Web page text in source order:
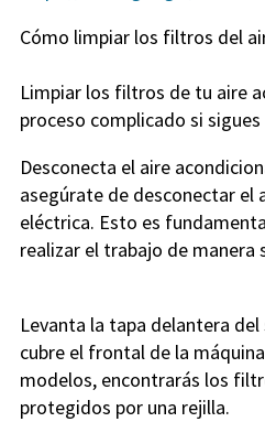
Cómo limpiar los filtros del
Limpiar los filtros de tu aire
proceso complicado si
Desconecta el aire
asegúrate de desconectar el
eléctrica. Esto es
realizar el trabajo de manera
Levanta la tapa delantera
cubre el frontal de la
modelos, encontrarás los
protegidos por una rejilla.